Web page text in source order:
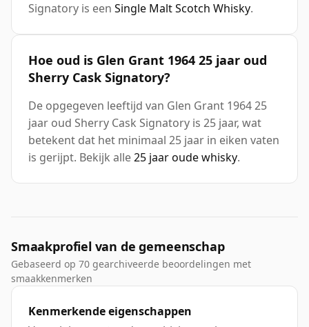
Signatory is een Single Malt Scotch Whisky.
Hoe oud is Glen Grant 1964 25 jaar oud
Sherry Cask Signatory?
De opgegeven leeftijd van Glen Grant 1964 25
jaar oud Sherry Cask Signatory is 25 jaar, wat
betekent dat het minimaal 25 jaar in eiken vaten
is gerijpt. Bekijk alle25 jaar oude whisky.
Smaakprofiel van de gemeenschap
Gebaseerd op 70 gearchiveerde beoordelingen met
smaakkenmerken
Kenmerkende eigenschappen